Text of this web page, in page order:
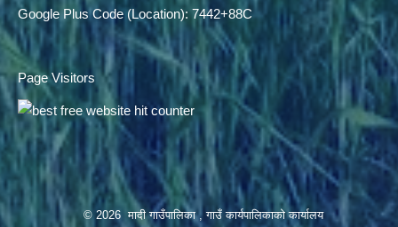
Google Plus Code (Location): 7442+88C
Page Visitors
© 2026 मादी गाउँपालिका , गाउँ कार्यपालिकाको कार्यालय